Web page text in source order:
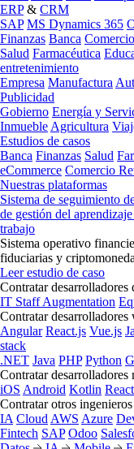
ERP& CRM
SAP MS Dynamics 365
Finanzas Banca Comercio
Salud Farmacéutica
entretenimiento
Empresa Manufactura
Publicidad
Gobierno Energía y
Inmueble Agricultura
Estudios de casos
Banca Finanzas Salud
eCommerce Comercio
Nuestras plataformas
Sistema de seguimiento
de gestión del
trabajo
Sistema operativo
fiduciarias y
Leer estudio de caso
Contratar desarrolladores
IT Staff Augmentation
Contratar desarrolladores
Angular React.js Vue.js
stack
.NET Java PHP Python
Contratar desarrolladores
iOS Android Kotlin
Contratar otros ingenieros
IA Cloud AWS Azure
Fintech SAP Odoo